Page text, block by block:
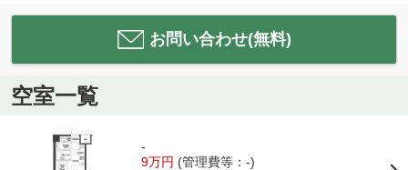
お問い合わせ(無料)
空室一覧
-
9万円 (管理費等：-)